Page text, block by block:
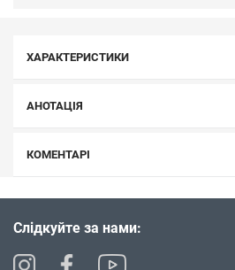
ХАРАКТЕРИСТИКИ
АНОТАЦІЯ
КОМЕНТАРІ
Слідкуйте за нами: